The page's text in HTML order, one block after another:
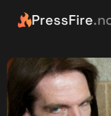
PressFire